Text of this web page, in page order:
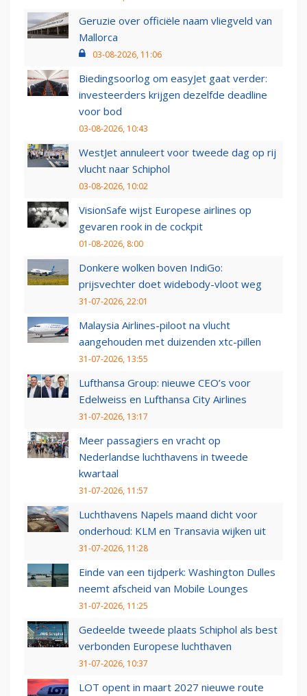
Geruzie over officiële naam vliegveld van
Mallorca
03-08-2026, 11:06
Biedingsoorlog om easyJet gaat verder:
investeerders krijgen dezelfde deadline
voor bod
03-08-2026, 10:43
WestJet annuleert voor tweede dag op rij
vlucht naar Schiphol
03-08-2026, 10:02
VisionSafe wijst Europese airlines op
gevaren rook in de cockpit
01-08-2026, 8:00
Donkere wolken boven IndiGo:
prijsvechter doet widebody-vloot weg
31-07-2026, 22:01
Malaysia Airlines-piloot na vlucht
aangehouden met duizenden xtc-pillen
31-07-2026, 13:55
Lufthansa Group: nieuwe CEO’s voor
Edelweiss en Lufthansa City Airlines
31-07-2026, 13:17
Meer passagiers en vracht op
Nederlandse luchthavens in tweede
kwartaal
31-07-2026, 11:57
Luchthavens Napels maand dicht voor
onderhoud: KLM en Transavia wijken uit
31-07-2026, 11:28
Einde van een tijdperk: Washington Dulles
neemt afscheid van Mobile Lounges
31-07-2026, 11:25
Gedeelde tweede plaats Schiphol als best
verbonden Europese luchthaven
31-07-2026, 10:37
LOT opent in maart 2027 nieuwe route